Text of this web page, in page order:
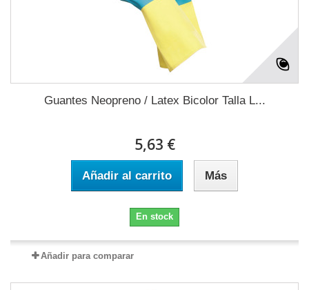
Guantes Neopreno / Latex Bicolor Talla L...
5,63 €
Añadir al carrito Más
En stock
Añadir para comparar